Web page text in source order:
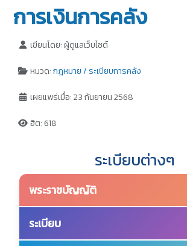
การเงินการคลัง
เขียนโดย:ผู้ดูแลเว็บไซต์
หมวด:กฎหมาย / ระเบียบการคลัง
เผยแพร่เมื่อ: 23 กันยายน 2568
ฮิต: 618
ระเบียบต่างๆ
พระราชบัญญัติ
พระราชบัญญัติวินัยการเงินการคลังของรัฐ
ระเบียบ